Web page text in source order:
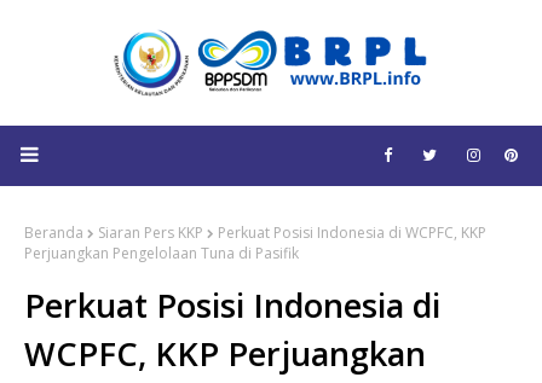
Beranda Siaran Pers KKP
Perkuat Posisi Indonesia di WCPFC, KKP
Perjuangkan Pengelolaan Tuna di Pasifik
Perkuat Posisi Indonesia di
WCPFC, KKP Perjuangkan